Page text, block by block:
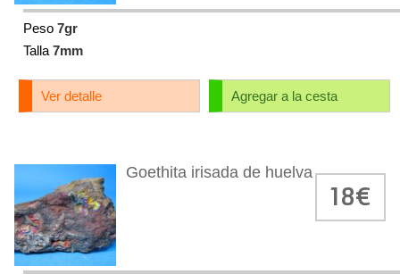
Peso 7gr
Talla 7mm
Agregar a la cesta
Ver detalle
Goethita irisada de huelva
18€